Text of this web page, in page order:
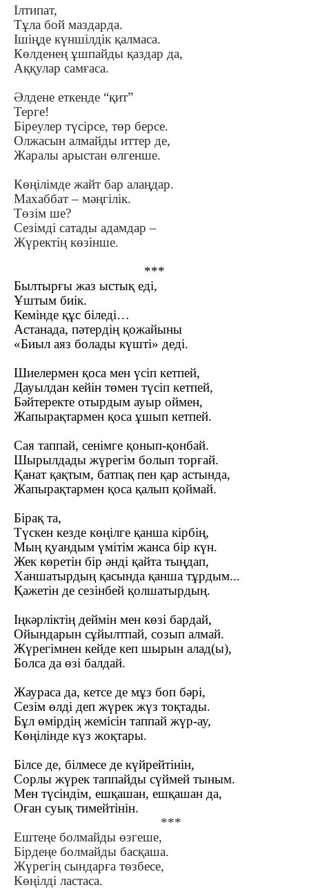
Ілтипат,
Тұла бой маздарда.
Ішіңде күншілдік қалмаса.
Көлденең ұшпайды қаздар да,
Аққулар самғаса.
Әлдене еткенде “қит”
Терге!
Біреулер түсірсе, төр берсе.
Олжасын алмайды иттер де,
Жаралы арыстан өлгенше.
Көңілімде жайт бар алаңдар.
Махаббат – мәңгілік.
Төзім ше?
Сезімді сатады адамдар –
Жүректің көзінше.
***
Былтырғы жаз ыстық еді,
Ұштым биік.
Кемінде құс біледі…
Астанада, пәтердің қожайыны
«Биыл аяз болады күшті» деді.
Шиелермен қоса мен үсіп кетпей,
Дауылдан кейін төмен түсіп кетпей,
Бәйтеректе отырдым ауыр оймен,
Жапырақтармен қоса ұшып кетпей.
Сая таппай, сенімге қонып-қонбай.
Шырылдады жүрегім болып торғай.
Қанат қақтым, батпақ пен қар астында,
Жапырақтармен қоса қалып қоймай.
Бірақ та,
Түскен кезде көңілге қанша кірбің,
Мың қуандым үмітім жанса бір күн.
Жек көретін бір әнді қайта тыңдап,
Ханшатырдың қасында қанша тұрдым...
Қажетін де сезінбей қолшатырдың.
Іңкәрліктің деймін мен көзі бардай,
Ойындарын сұйылтпай, созып алмай.
Жүрегімнен кейде кеп шырын алад(ы),
Болса да өзі балдай.
Жаураса да, кетсе де мұз боп бәрі,
Сезім өлді деп жүрек жүз тоқтады.
Бұл өмірдің жемісін таппай жүр-ау,
Көңілінде күз жоқтары.
Білсе де, білмесе де күйрейтінін,
Сорлы жүрек таппайды сүймей тыным.
Мен түсіндім, ешқашан, ешқашан да,
Оған суық тимейтінін.
***
Ештеңе болмайды өзгеше,
Бірдеңе болмайды басқаша.
Жүрегің сындарға төзбесе,
Көңілді ластаса.